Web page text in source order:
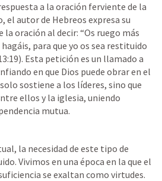
a la oración ferviente de la
el autor de Hebreos expresa su
la oración al decir: “Os ruego más
para que yo os sea restituido
). Esta petición es un llamado a
en que Dios puede obrar en el
sostiene a los líderes, sino que
ellos y la iglesia, uniendo
mutua.
la necesidad de este tipo de
Vivimos en una época en la que el
se exaltan como virtudes.